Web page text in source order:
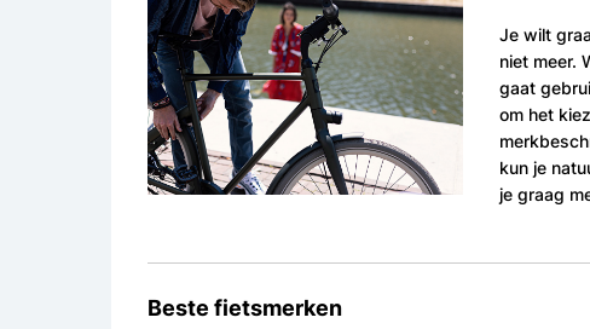
Je wilt
niet meer.
gaat
om het
kun je
je graag
Beste fietsmerken